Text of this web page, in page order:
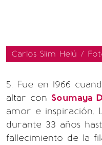
Carlos Slim Helú /
5. Fue en 1966
altar con Soumaya
amor e inspiración.
durante 33 años
fallecimiento de la